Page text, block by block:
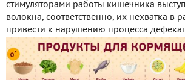
стимуляторами работы кишечника
волокна, соответственно, их нехватка в
привести к нарушению процесса